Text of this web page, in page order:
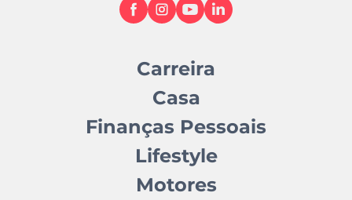
Carreira
Casa
Finanças Pessoais
Lifestyle
Motores